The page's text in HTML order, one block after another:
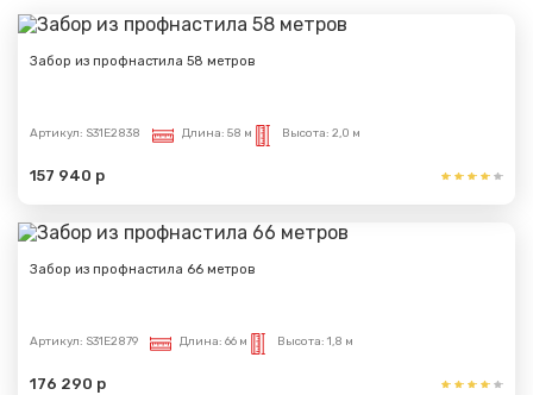
Забор из профнастила 58 метров
Артикул: S31E2838 Длина: 58 м Высота: 2,0 м
157 940 р
Забор из профнастила 66 метров
Артикул: S31E2879 Длина: 66 м Высота: 1,8 м
176 290 р